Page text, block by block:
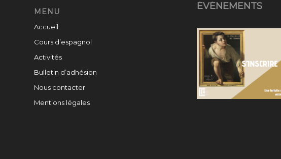
MENU
Accueil
Cours d’espagnol
Activités
Bulletin d’adhésion
Nous contacter
Mentions légales
ÉVÉNEMENTS